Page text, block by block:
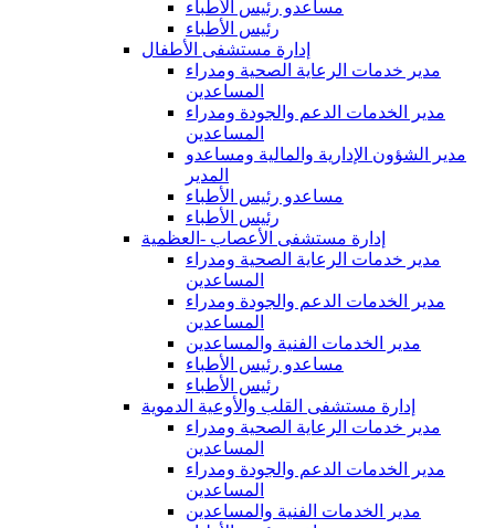
مساعدو رئيس الأطباء
رئيس الأطباء
إدارة مستشفى الأطفال
مدير خدمات الرعاية الصحية ومدراء
المساعدين
مدير الخدمات الدعم والجودة ومدراء
المساعدين
مدير الشؤون الإدارية والمالية ومساعدو
المدير
مساعدو رئيس الأطباء
رئيس الأطباء
إدارة مستشفى الأعصاب -العظمية
مدير خدمات الرعاية الصحية ومدراء
المساعدين
مدير الخدمات الدعم والجودة ومدراء
المساعدين
مدير الخدمات الفنية والمساعدين
مساعدو رئيس الأطباء
رئيس الأطباء
إدارة مستشفى القلب والأوعية الدموية
مدير خدمات الرعاية الصحية ومدراء
المساعدين
مدير الخدمات الدعم والجودة ومدراء
المساعدين
مدير الخدمات الفنية والمساعدين